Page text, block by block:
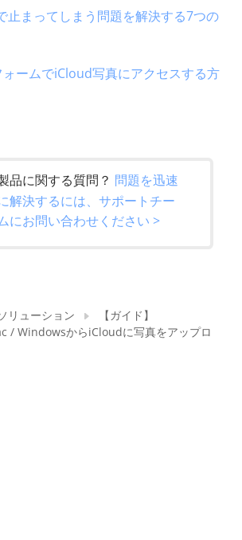
止まってしまう問題を解決する7つの
ームでiCloud写真にアクセスする方
品に関する質問？ 問題を迅速
解決するには、サポートチー
にお問い合わせください >
リューション
【ガイド】
/ WindowsからiCloudに写真をアップロ